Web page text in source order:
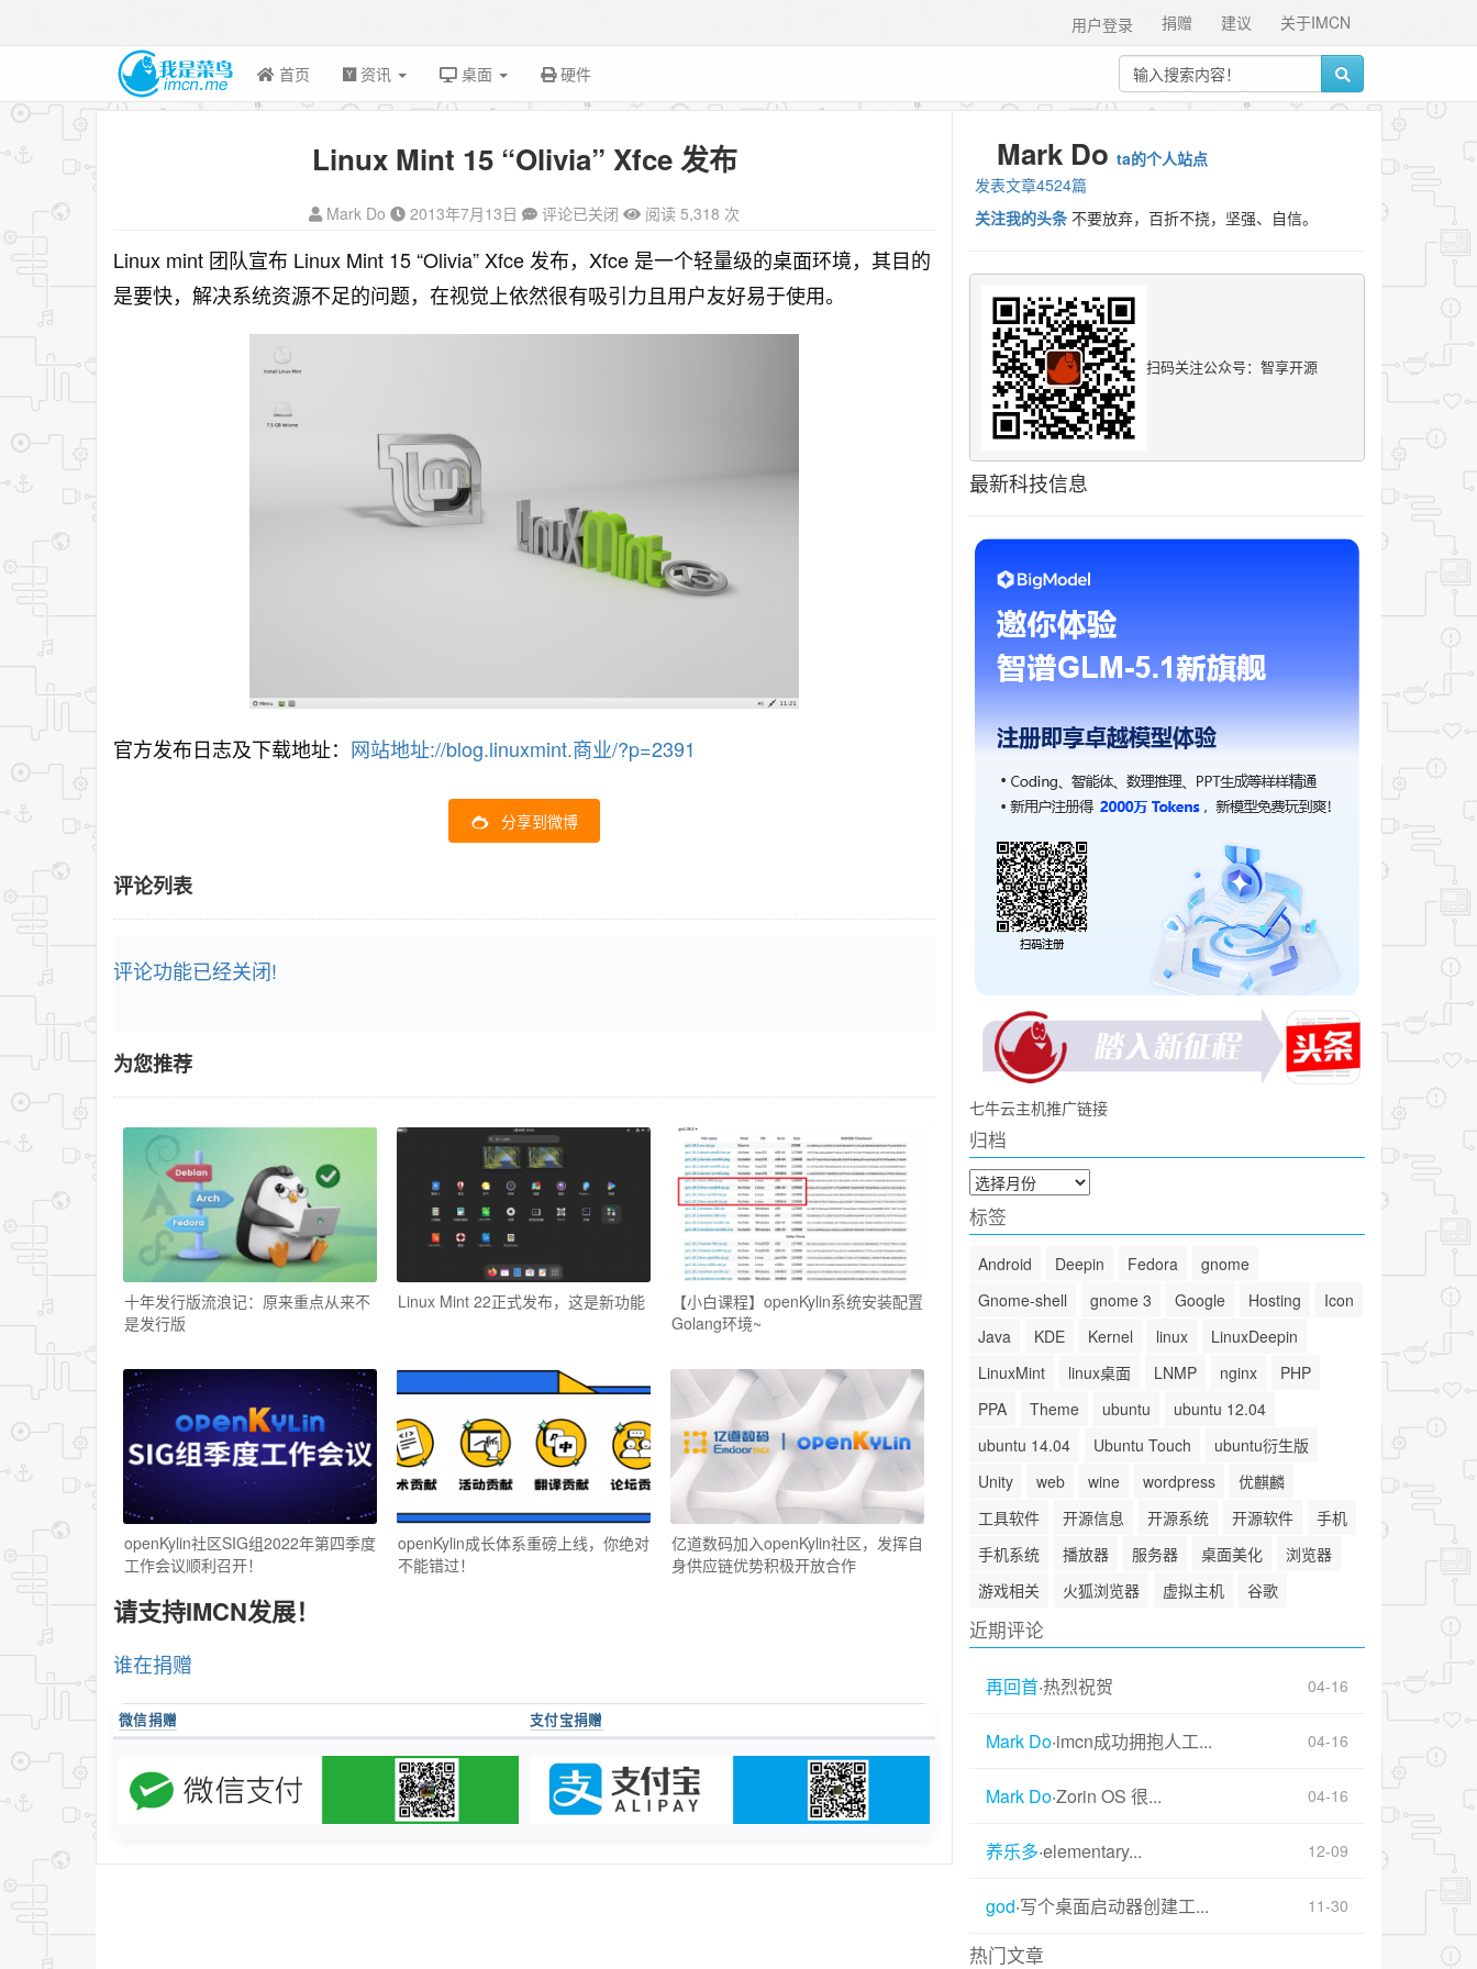
关于IMCN
建议
捐赠
用户登录
首页 资讯 桌面 硬件
Linux Mint 15 “Olivia” Xfce 发布
Mark Do 2013年7月13日 评论已关闭 阅读 5,318 次
Linux mint 团队宣布 Linux Mint 15 “Olivia” Xfce 发布， Xfce 是一个轻量级的桌面环境，其目的
是要快，解决系统资源不足的问题，在视觉上依然很有吸引力且用户友好易于使用。
官方发布日志及下载地址： 网站地址://blog.linuxmint.商业/?p=2391
分享到微博
评论列表
评论功能已经关闭!
为您推荐
十年发行版流浪记：原来重点从来不
是发行版
Linux Mint 22正式发布，这是新功能
【小白课程】openKylin系统安装配置
Golang环境~
openKylin社区SIG组2022年第四季度
工作会议顺利召开！
openKylin成长体系重磅上线，你绝对
不能错过！
亿道数码加入openKylin社区，发挥自
身供应链优势积极开放合作
请支持IMCN发展！
谁在捐赠
微信捐赠 支付宝捐赠
Mark Do ta的个人站点
发表文章4524篇
关注我的头条 不要放弃，百折不挠，坚强、自信。
扫码关注公众号：智享开源
最新科技信息
七牛云主机推广链接
归档
归
档
标签
Android Deepin Fedora
gnome
Gnome-shell
gnome 3 Google Hosting
Icon
Java
KDE Kernel linux
LinuxDeepin
LinuxMint
linux桌面 LNMP nginx
PHP
PPA
Theme ubuntu
ubuntu 12.04
ubuntu 14.04
Ubuntu Touch
ubuntu衍生版
Unity
web wine wordpress
优麒麟
工具软件
开源信息 开源系统 开源软件
手机
手机系统
播放器 服务器 桌面美化
浏览器
游戏相关
火狐浏览器 虚拟主机 谷歌
近期评论
再回首·热烈祝贺 04-16
Mark Do·imcn成功拥抱人工... 04-16
Mark Do·Zorin OS 很... 04-16
养乐多·elementary... 12-09
god·写个桌面启动器创建工... 11-30
热门文章